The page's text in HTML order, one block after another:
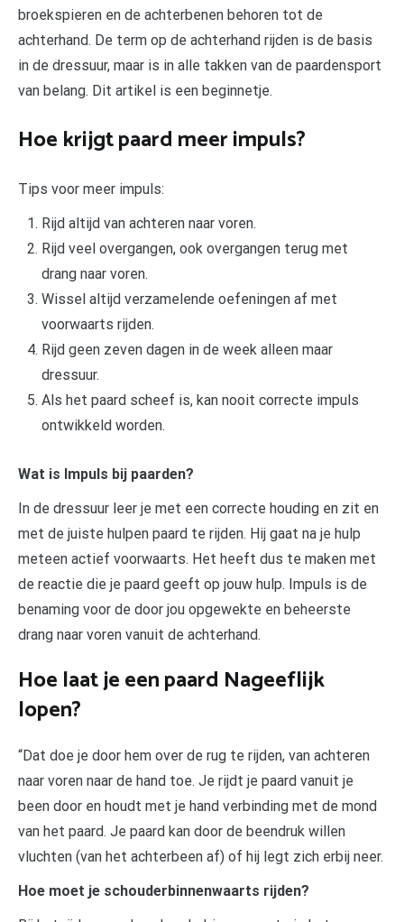
broekspieren en de achterbenen behoren tot de
achterhand. De term op de achterhand rijden is de basis
in de dressuur, maar is in alle takken van de paardensport
van belang. Dit artikel is een beginnetje.
Hoe krijgt paard meer impuls?
Tips voor meer impuls:
Rijd altijd van achteren naar voren.
Rijd veel overgangen, ook overgangen terug met
drang naar voren.
Wissel altijd verzamelende oefeningen af met
voorwaarts rijden.
Rijd geen zeven dagen in de week alleen maar
dressuur.
Als het paard scheef is, kan nooit correcte impuls
ontwikkeld worden.
Wat is Impuls bij paarden?
In de dressuur leer je met een correcte houding en zit en
met de juiste hulpen paard te rijden. Hij gaat na je hulp
meteen actief voorwaarts. Het heeft dus te maken met
de reactie die je paard geeft op jouw hulp. Impuls is de
benaming voor de door jou opgewekte en beheerste
drang naar voren vanuit de achterhand.
Hoe laat je een paard Nageeflijk
lopen?
“Dat doe je door hem over de rug te rijden, van achteren
naar voren naar de hand toe. Je rijdt je paard vanuit je
been door en houdt met je hand verbinding met de mond
van het paard. Je paard kan door de beendruk willen
vluchten (van het achterbeen af) of hij legt zich erbij neer.
Hoe moet je schouderbinnenwaarts rijden?